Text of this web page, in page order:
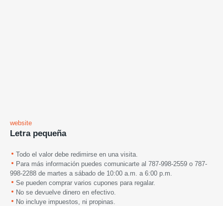
website
Letra pequeña
Todo el valor debe redimirse en una visita.
Para más información puedes comunicarte al 787-998-2559 o 787-
998-2288 de martes a sábado de 10:00 a.m. a 6:00 p.m.
Se pueden comprar varios cupones para regalar.
No se devuelve dinero en efectivo.
No incluye impuestos, ni propinas.